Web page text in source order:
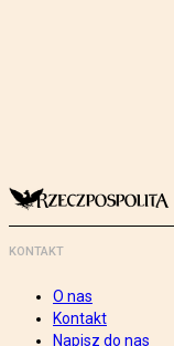
KONTAKT
O nas
Kontakt
Napisz do nas